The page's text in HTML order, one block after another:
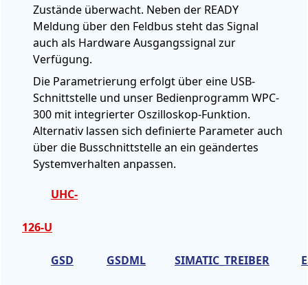
Zustände überwacht. Neben der READY
Meldung über den Feldbus steht das Signal
auch als Hardware Ausgangssignal zur
Verfügung.
Die Parametrierung erfolgt über eine USB-
Schnittstelle und unser Bedienprogramm WPC-
300 mit integrierter Oszilloskop-Funktion.
Alternativ lassen sich definierte Parameter auch
über die Busschnittstelle an ein geändertes
Systemverhalten anpassen.
UHC-
126-U
GSD GSDML SIMATIC_TREIBER